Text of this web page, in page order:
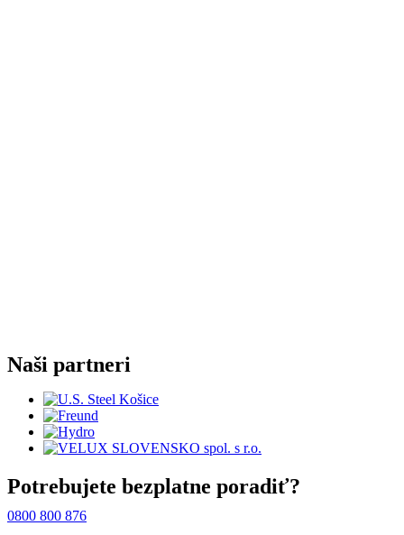
Naši partneri
Potrebujete bezplatne poradiť?
0800 800 876